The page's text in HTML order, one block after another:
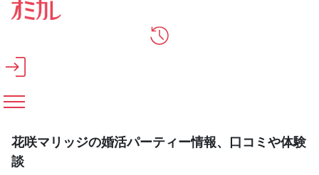
メインコンテンツへスキップ
花咲マリッジの婚活パーティー情報、口コミや体験
談